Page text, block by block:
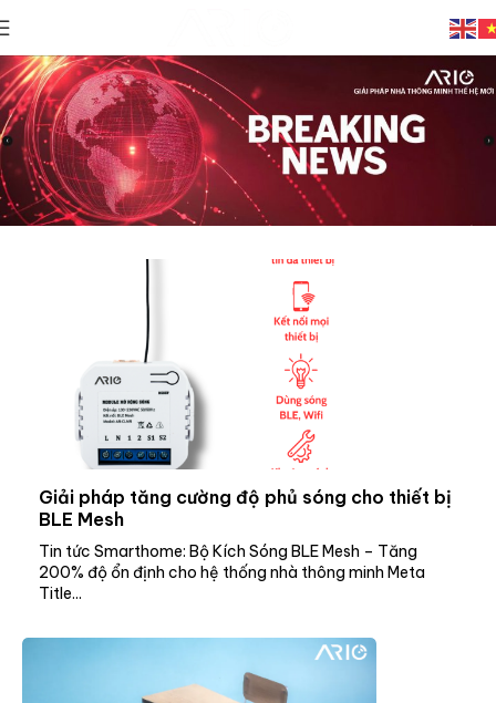
Giải pháp tăng cường độ phủ sóng cho thiết bị
BLE Mesh
Tin tức Smarthome: Bộ Kích Sóng BLE Mesh – Tăng
200% độ ổn định cho hệ thống nhà thông minh Meta
Title...